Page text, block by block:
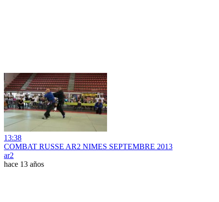
13:38
COMBAT RUSSE AR2 NIMES SEPTEMBRE 2013
ar2
hace 13 años